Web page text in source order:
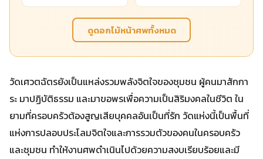
ดูดอกไม้หน้าศพทั้งหมด
วัดเศวตฉัตรยังเป็นแหล่งรวมพลังจิตใจของชุมชน ผู้คนมาสักกา
ระ มาปฏิบัติธรรม และมาขอพรเพื่อความเป็นสิริมงคลในชีวิต ใน
ยามที่ครอบครัวต้องสูญเสียบุคคลอันเป็นที่รัก วัดแห่งนี้เป็นพื้นที่
แห่งการปลอบประโลมจิตใจและการรวมตัวของคนในครอบครัว
และชุมชน ทำให้งานศพดำเนินไปด้วยความสงบเรียบร้อยและมี